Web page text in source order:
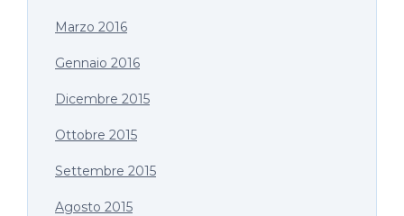
Marzo 2016
Gennaio 2016
Dicembre 2015
Ottobre 2015
Settembre 2015
Agosto 2015